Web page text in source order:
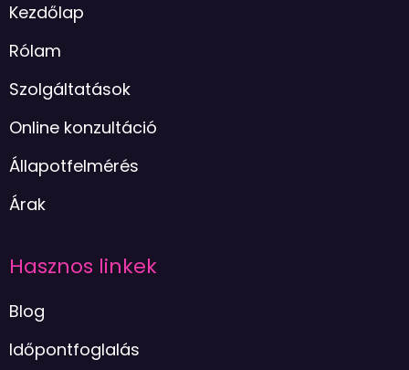
Kezdőlap
Rólam
Szolgáltatások
Online konzultáció
Állapotfelmérés
Árak
Hasznos linkek
Blog
Időpontfoglalás